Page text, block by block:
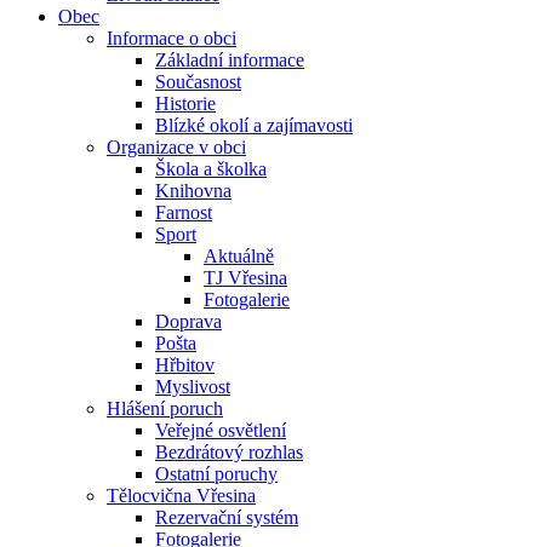
Obec
Informace o obci
Základní informace
Současnost
Historie
Blízké okolí a zajímavosti
Organizace v obci
Škola a školka
Knihovna
Farnost
Sport
Aktuálně
TJ Vřesina
Fotogalerie
Doprava
Pošta
Hřbitov
Myslivost
Hlášení poruch
Veřejné osvětlení
Bezdrátový rozhlas
Ostatní poruchy
Tělocvična Vřesina
Rezervační systém
Fotogalerie